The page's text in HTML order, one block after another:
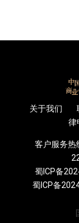
关于我们
律
客户服务热
蜀ICP备
蜀ICP备